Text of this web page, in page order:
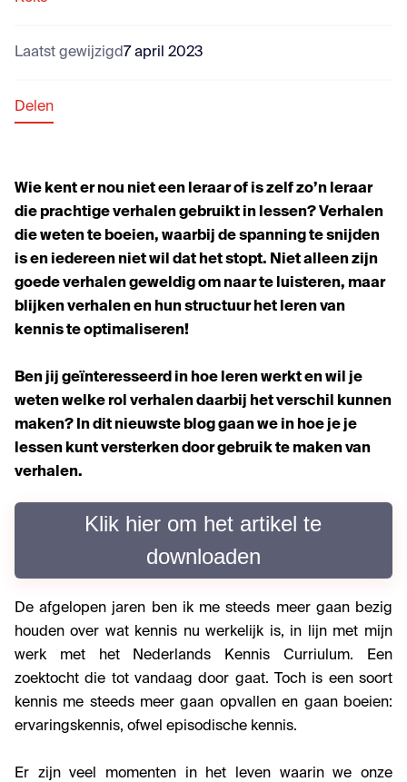
Laatst gewijzigd 7 april 2023
Delen
Wie kent er nou niet een leraar of is zelf zo’n leraar
die prachtige verhalen gebruikt in lessen? Verhalen
die weten te boeien, waarbij de spanning te snijden
is en iedereen niet wil dat het stopt. Niet alleen zijn
goede verhalen geweldig om naar te luisteren, maar
blijken verhalen en hun structuur het leren van
kennis te optimaliseren!
Ben jij geïnteresseerd in hoe leren werkt en wil je
weten welke rol verhalen daarbij het verschil kunnen
maken? In dit nieuwste blog gaan we in hoe je je
lessen kunt versterken door gebruik te maken van
verhalen.
Klik hier om het artikel te
downloaden
De afgelopen jaren ben ik me steeds meer gaan bezig
houden over wat kennis nu werkelijk is, in lijn met mijn
werk met het Nederlands Kennis Curriulum. Een
zoektocht die tot vandaag door gaat. Toch is een soort
kennis me steeds meer gaan opvallen en gaan boeien:
ervaringskennis, ofwel episodische kennis.
Er zijn veel momenten in het leven waarin we onze